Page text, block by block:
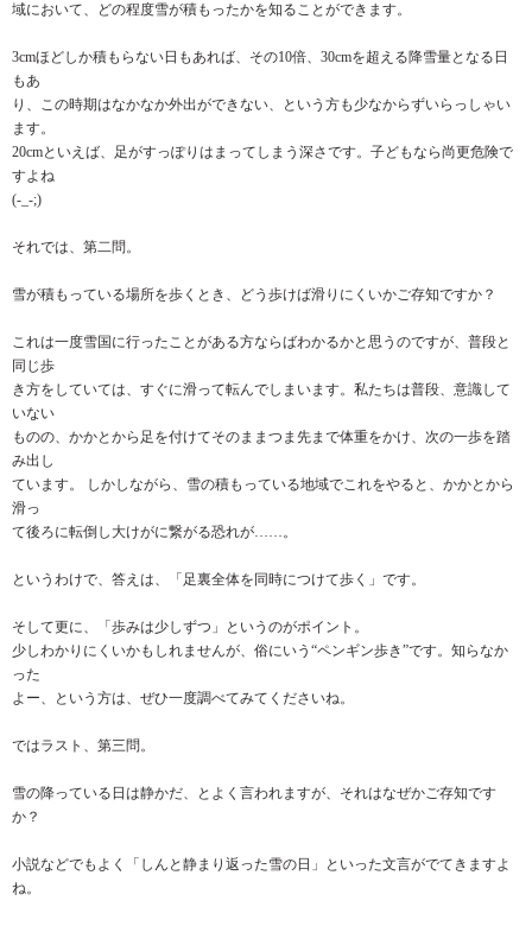
域において、どの程度雪が積もったかを知ることができます。
3cmほどしか積もらない日もあれば、その10倍、30cmを超える降雪量となる日
もあ
り、この時期はなかなか外出ができない、という方も少なからずいらっしゃい
ます。
20cmといえば、足がすっぽりはまってしまう深さです。子どもなら尚更危険で
すよね
(-_-;)
それでは、第二問。
雪が積もっている場所を歩くとき、どう歩けば滑りにくいかご存知ですか？
これは一度雪国に行ったことがある方ならばわかるかと思うのですが、普段と
同じ歩
き方をしていては、すぐに滑って転んでしまいます。私たちは普段、意識して
いない
ものの、かかとから足を付けてそのままつま先まで体重をかけ、次の一歩を踏
み出し
ています。 しかしながら、雪の積もっている地域でこれをやると、かかとから
滑っ
て後ろに転倒し大けがに繋がる恐れが……。
というわけで、答えは、「足裏全体を同時につけて歩く」です。
そして更に、「歩みは少しずつ」というのがポイント。
少しわかりにくいかもしれませんが、俗にいう“ペンギン歩き”です。知らなか
った
よー、という方は、ぜひ一度調べてみてくださいね。
ではラスト、第三問。
雪の降っている日は静かだ、とよく言われますが、それはなぜかご存知です
か？
小説などでもよく「しんと静まり返った雪の日」といった文言がでてきますよ
ね。